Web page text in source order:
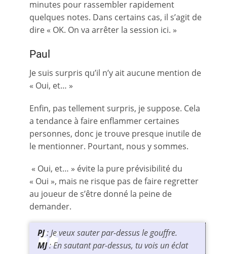
minutes pour rassembler rapidement
quelques notes. Dans certains cas, il s’agit de
dire « OK. On va arrêter la session ici. »
Paul
Je suis surpris qu’il n’y ait aucune mention de
« Oui, et… »
Enfin, pas tellement surpris, je suppose. Cela
a tendance à faire enflammer certaines
personnes, donc je trouve presque inutile de
le mentionner. Pourtant, nous y sommes.
« Oui, et… » évite la pure prévisibilité du
« Oui », mais ne risque pas de faire regretter
au joueur de s’être donné la peine de
demander.
PJ: Je veux sauter par-dessus le gouffre.
MJ: En sautant par-dessus, tu vois un éclat